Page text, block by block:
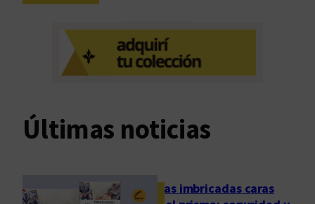
P
t
a
n
e
n
Últimas noticias
Las imbricadas caras